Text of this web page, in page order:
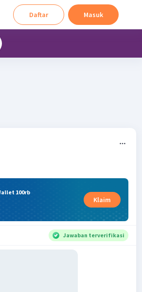
Daftar Masuk
100rb
Klaim
Jawaban terverifikasi